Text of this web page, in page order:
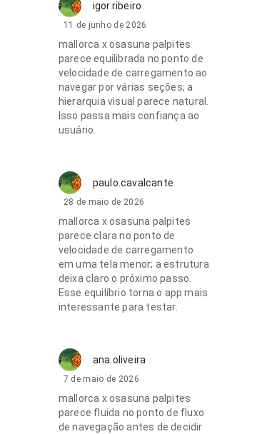
igor.ribeiro
11 de junho de 2026
mallorca x osasuna palpites
parece equilibrada no ponto de
velocidade de carregamento ao
navegar por várias seções; a
hierarquia visual parece natural.
Isso passa mais confiança ao
usuário.
paulo.cavalcante
28 de maio de 2026
mallorca x osasuna palpites
parece clara no ponto de
velocidade de carregamento
em uma tela menor; a estrutura
deixa claro o próximo passo.
Esse equilíbrio torna o app mais
interessante para testar.
ana.oliveira
7 de maio de 2026
mallorca x osasuna palpites
parece fluida no ponto de fluxo
de navegação antes de decidir